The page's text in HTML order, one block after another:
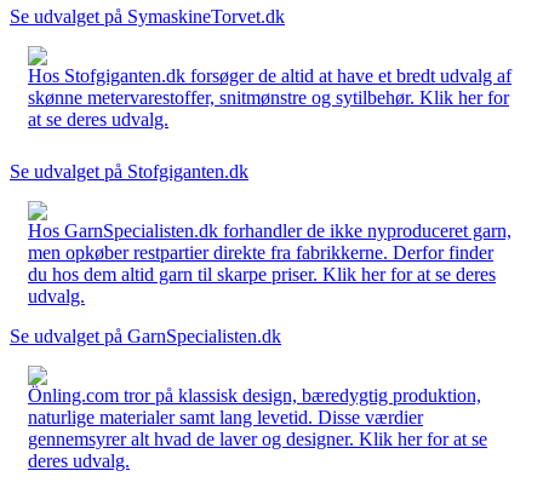
Se udvalget på SymaskineTorvet.dk
Hos Stofgiganten.dk forsøger de altid at have et bredt udvalg af
skønne metervarestoffer, snitmønstre og sytilbehør. Klik her for
at se deres udvalg.
Se udvalget på Stofgiganten.dk
Hos GarnSpecialisten.dk forhandler de ikke nyproduceret garn,
men opkøber restpartier direkte fra fabrikkerne. Derfor finder
du hos dem altid garn til skarpe priser. Klik her for at se deres
udvalg.
Se udvalget på GarnSpecialisten.dk
Önling.com tror på klassisk design, bæredygtig produktion,
naturlige materialer samt lang levetid. Disse værdier
gennemsyrer alt hvad de laver og designer. Klik her for at se
deres udvalg.